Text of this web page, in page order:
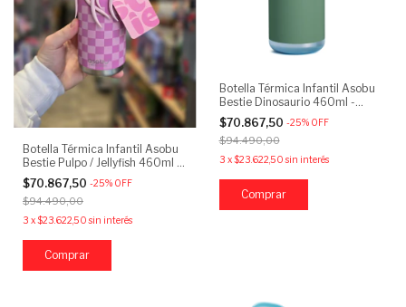
Botella Térmica Infantil Asobu
Bestie Pulpo / Jellyfish 460ml -
Acero Inoxidable
$70.867,50 -25% OFF
$94.490,00
3 x$23.622,50 sin interés
Botella Térmica Infantil Asobu
Bestie Dinosaurio 460ml -
Acero Inoxidable
$70.867,50 -25% OFF
$94.490,00
3 x$23.622,50 sin interés